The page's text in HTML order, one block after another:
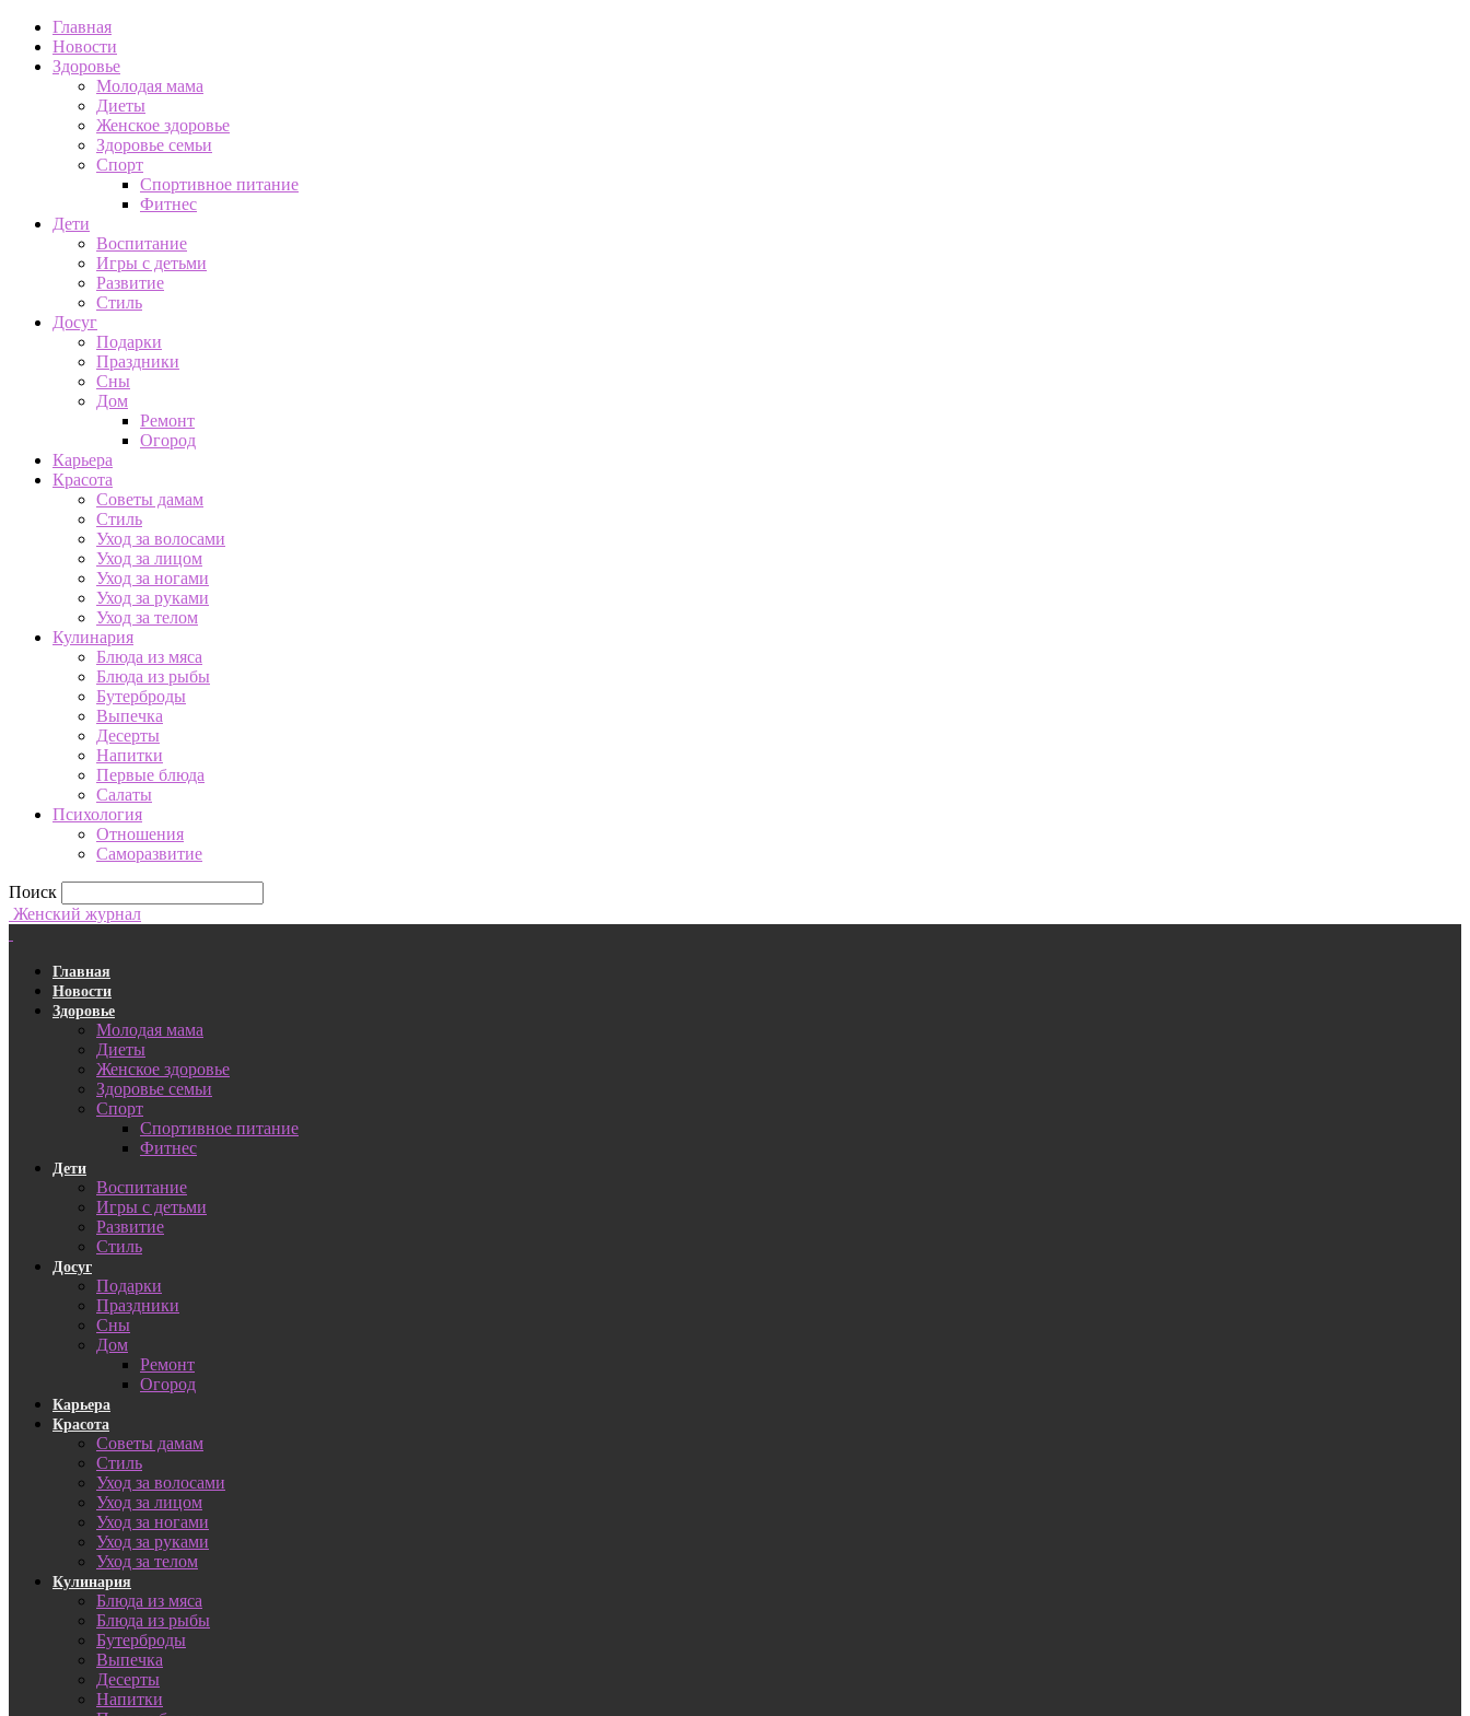
Главная
Новости
Здоровье
Молодая мама
Диеты
Женское здоровье
Здоровье семьи
Спорт
Спортивное питание
Фитнес
Дети
Воспитание
Игры с детьми
Развитие
Стиль
Досуг
Подарки
Праздники
Сны
Дом
Ремонт
Огород
Карьера
Красота
Советы дамам
Стиль
Уход за волосами
Уход за лицом
Уход за ногами
Уход за руками
Уход за телом
Кулинария
Блюда из мяса
Блюда из рыбы
Бутерброды
Выпечка
Десерты
Напитки
Первые блюда
Салаты
Психология
Отношения
Саморазвитие
Поиск
Женский журнал
Главная
Новости
Здоровье
Молодая мама
Диеты
Женское здоровье
Здоровье семьи
Спорт
Спортивное питание
Фитнес
Дети
Воспитание
Игры с детьми
Развитие
Стиль
Досуг
Подарки
Праздники
Сны
Дом
Ремонт
Огород
Карьера
Красота
Советы дамам
Стиль
Уход за волосами
Уход за лицом
Уход за ногами
Уход за руками
Уход за телом
Кулинария
Блюда из мяса
Блюда из рыбы
Бутерброды
Выпечка
Десерты
Напитки